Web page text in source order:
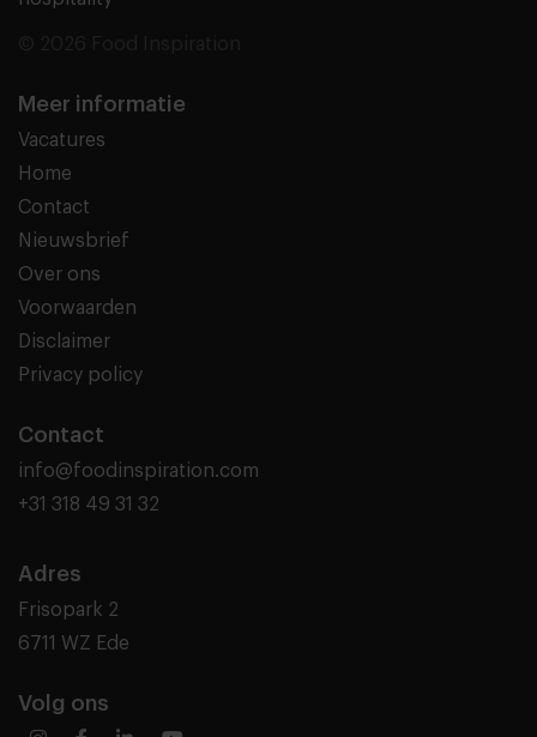
Meer informatie
Vacatures
Home
Contact
Nieuwsbrief
Over ons
Voorwaarden
Disclaimer
Privacy policy
Contact
info@foodinspiration.com
+31 318 49 31 32
Adres
Frisopark 2
6711 WZ Ede
Volg ons